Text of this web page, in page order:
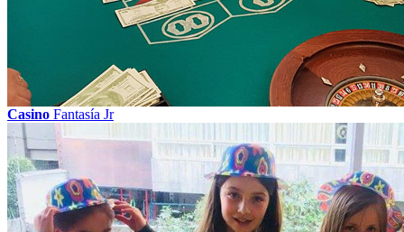
Casino Fantasía Jr